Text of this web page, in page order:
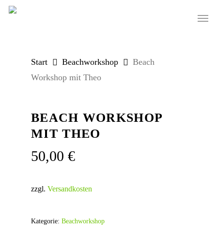
Skip
Menu
Start Beachworkshop
Beach
Workshop mit Theo
BEACH WORKSHOP
MIT THEO
50,00 €
zzgl. Versandkosten
Kategorie: Beachworkshop